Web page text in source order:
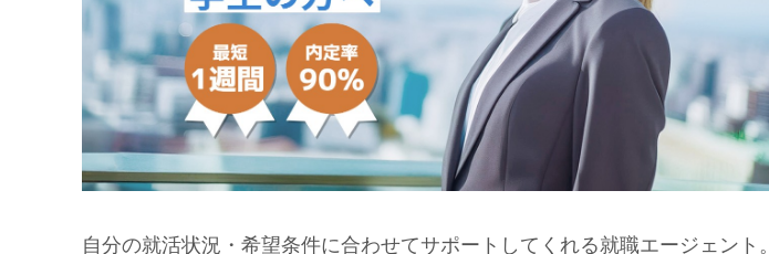
自分の就活状況・希望条件に合わせてサポートしてくれる就職エージェント。